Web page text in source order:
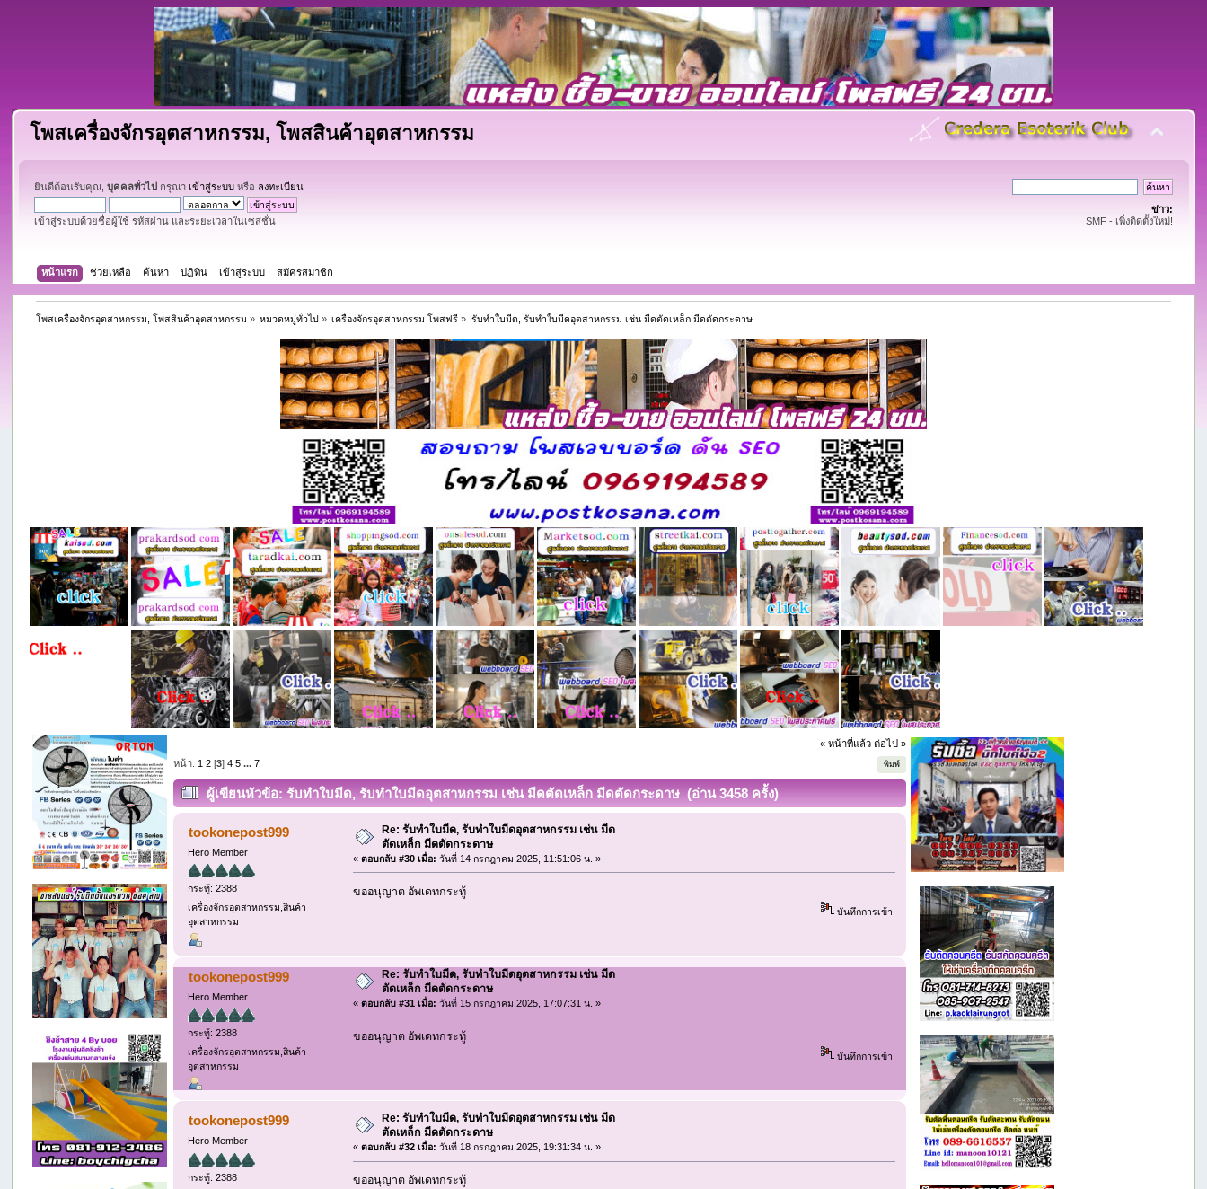
โพสเครื่องจักรอุตสาหกรรม, โพสสินค้าอุตสาหกรรม
ยินดีต้อนรับคุณ,บุคคลทั่วไป กรุณา เข้าสู่ระบบ หรือ ลงทะเบียน
เข้าสู่ระบบด้วยชื่อผู้ใช้ รหัสผ่าน และระยะเวลาในเซสชั่น
ข่าว:
SMF - เพิ่งติดตั้งใหม่!
หน้าแรก ช่วยเหลือ ค้นหา ปฏิทิน เข้าสู่ระบบ สมัครสมาชิก
โพสเครื่องจักรอุตสาหกรรม, โพสสินค้าอุตสาหกรรม » หมวดหมู่ทั่วไป » เครื่องจักรอุตสาหกรรม โพสฟรี » รับทำใบมีด, รับทำใบมีดอุตสาหกรรม เช่น มีดตัดเหล็ก มีดตัดกระดาษ
« หน้าที่แล้ว ต่อไป »
พิมพ์
หน้า: 1 2 [3]4 5 ...7
ผู้เขียนหัวข้อ: รับทำใบมีด, รับทำใบมีดอุตสาหกรรม เช่น มีดตัดเหล็ก มีดตัดกระดาษ (อ่าน 3458 ครั้ง)
tookonepost999
Hero Member
กระทู้: 2388
เครื่องจักรอุตสาหกรรม,สินค้า
อุตสาหกรรม
Re: รับทำใบมีด, รับทำใบมีดอุตสาหกรรม เช่น มีด
ตัดเหล็ก มีดตัดกระดาษ
«ตอบกลับ #30 เมื่อ: วันที่ 14 กรกฎาคม 2025, 11:51:06 น. »
ขออนุญาต อัพเดทกระทู้
บันทึกการเข้า
tookonepost999
Hero Member
กระทู้: 2388
เครื่องจักรอุตสาหกรรม,สินค้า
อุตสาหกรรม
Re: รับทำใบมีด, รับทำใบมีดอุตสาหกรรม เช่น มีด
ตัดเหล็ก มีดตัดกระดาษ
«ตอบกลับ #31 เมื่อ: วันที่ 15 กรกฎาคม 2025, 17:07:31 น. »
ขออนุญาต อัพเดทกระทู้
บันทึกการเข้า
tookonepost999
Hero Member
กระทู้: 2388
Re: รับทำใบมีด, รับทำใบมีดอุตสาหกรรม เช่น มีด
ตัดเหล็ก มีดตัดกระดาษ
«ตอบกลับ #32 เมื่อ: วันที่ 18 กรกฎาคม 2025, 19:31:34 น. »
ขออนุญาต อัพเดทกระทู้